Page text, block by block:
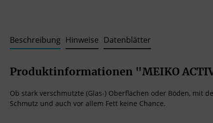
Beschreibung Hinweise Datenblätter
Produktinformationen "MEIKO
Ob stark verschmutzte (Glas-) Oberflächen oder Böden,
Schmutz und auch vor allem Fett keine Chance.